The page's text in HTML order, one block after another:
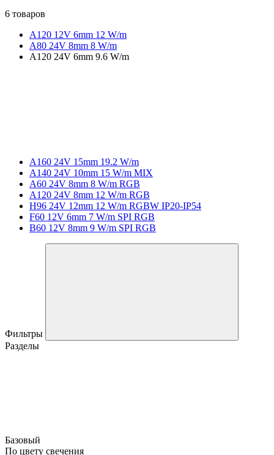
6 товаров
A120 12V 6mm 12 W/m
А80 24V 8mm 8 W/m
A120 24V 6mm 9.6 W/m
A160 24V 15mm 19.2 W/m
A140 24V 10mm 15 W/m MIX
A60 24V 8mm 8 W/m RGB
A120 24V 8mm 12 W/m RGB
H96 24V 12mm 12 W/m RGBW IP20-IP54
F60 12V 6mm 7 W/m SPI RGB
B60 12V 8mm 9 W/m SPI RGB
Фильтры
Разделы
Базовый
По цвету свечения